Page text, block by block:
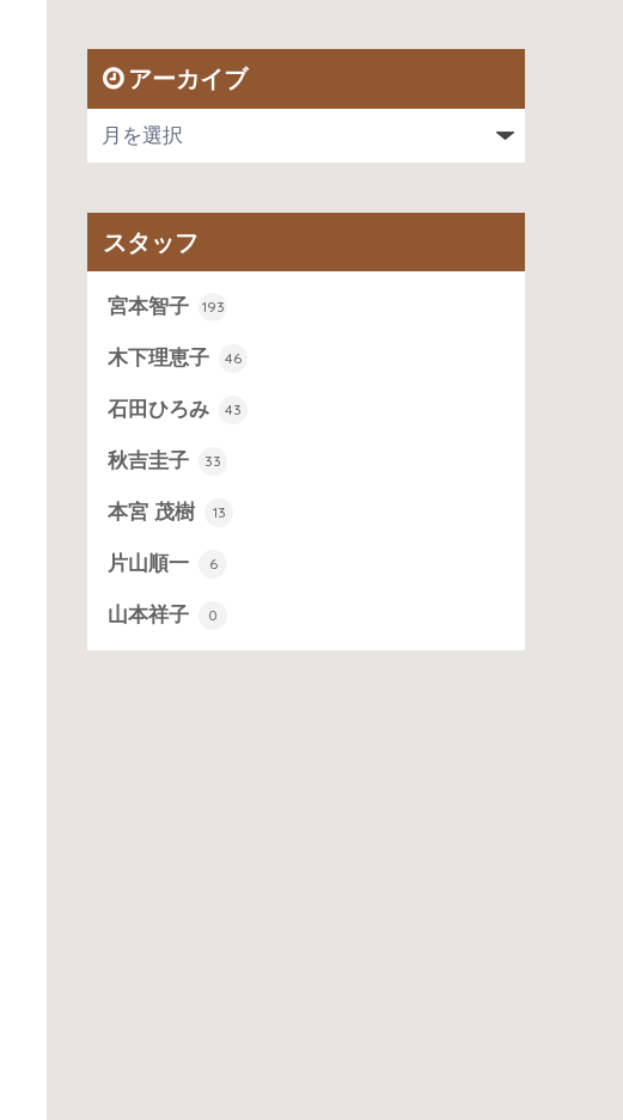
アーカイブ
スタッフ
宮本智子 193
木下理恵子 46
石田ひろみ 43
秋吉圭子 33
本宮 茂樹 13
片山順一 6
山本祥子 0